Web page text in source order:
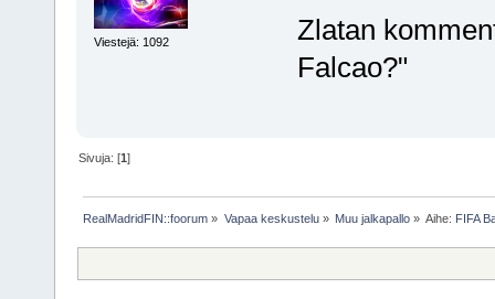
Viestejä: 1092
Zlatan
Falcao?"
Sivuja: [1]
RealMadridFIN::foorum » Vapaa keskustelu» Muu jalkapallo» Aihe: FIFA